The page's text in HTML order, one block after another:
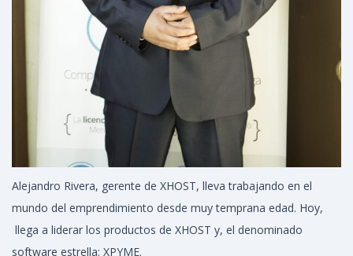
Alejandro Rivera, gerente de XHOST, lleva trabajando en el
mundo del emprendimiento desde muy temprana edad. Hoy,
llega a liderar los productos de XHOST y, el denominado
software estrella: XPYME.